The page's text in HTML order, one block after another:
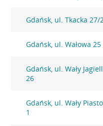
Gdańsk, ul. Tkacka 27/
Gdańsk, ul. Wałowa 25
Gdańsk, ul. Wały
26
Gdańsk, ul. Wały
1